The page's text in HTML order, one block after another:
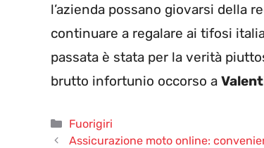
l’azienda possano giovarsi della
continuare a regalare ai tifosi
passata è stata per la verità
brutto infortunio occorso a
Categorie
Fuorigiri
Assicurazione moto online: